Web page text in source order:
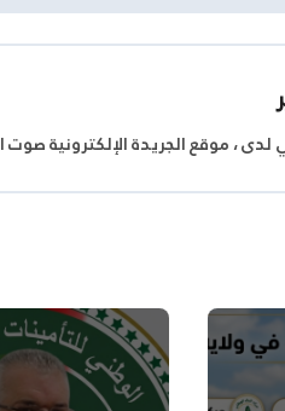
، موقع الجريدة الإلكترونية